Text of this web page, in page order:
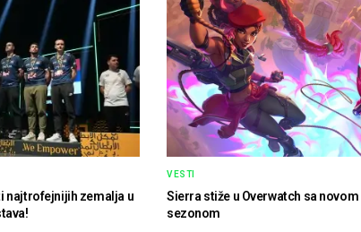
najtrofejnijih zemalja u
VESTI
Sierra stiže u Overwatch sa novom
sezonom